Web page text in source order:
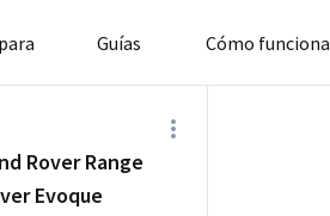
Guías Cómo funciona
Rover Range
Evoque